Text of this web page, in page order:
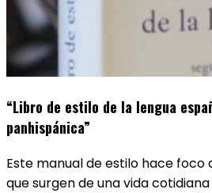
“Libro de estilo de la lengua
panhispánica”
Este manual de estilo hace foco
que surgen de una vida